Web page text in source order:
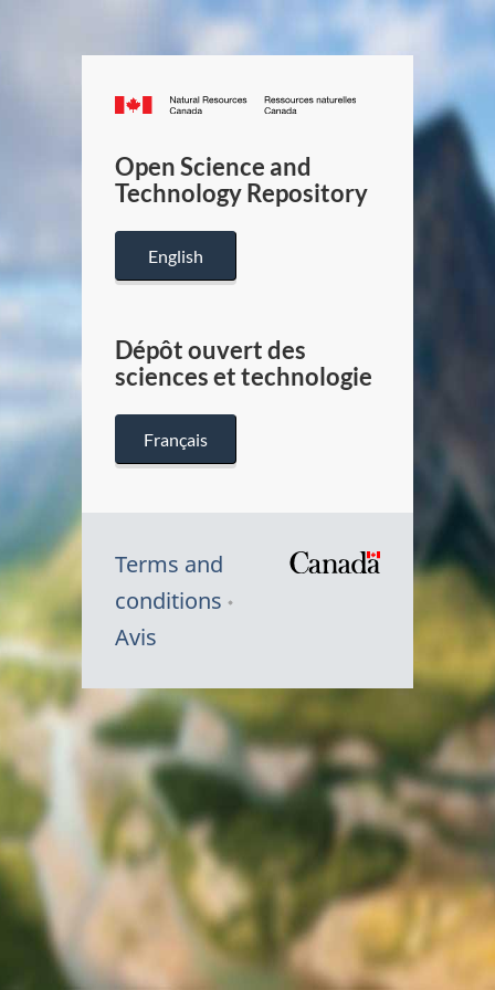
Canada.ca
/
Canada
Open Science and
Technology Repository
English
Dépôt ouvert des
sciences et technologie
Français
Terms and
conditions
Avis
Canada